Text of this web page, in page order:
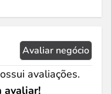
Avaliar negócio
avaliações.
avaliar!